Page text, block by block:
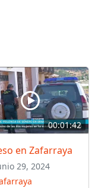
00:01:42
en Zafarraya
29, 2024